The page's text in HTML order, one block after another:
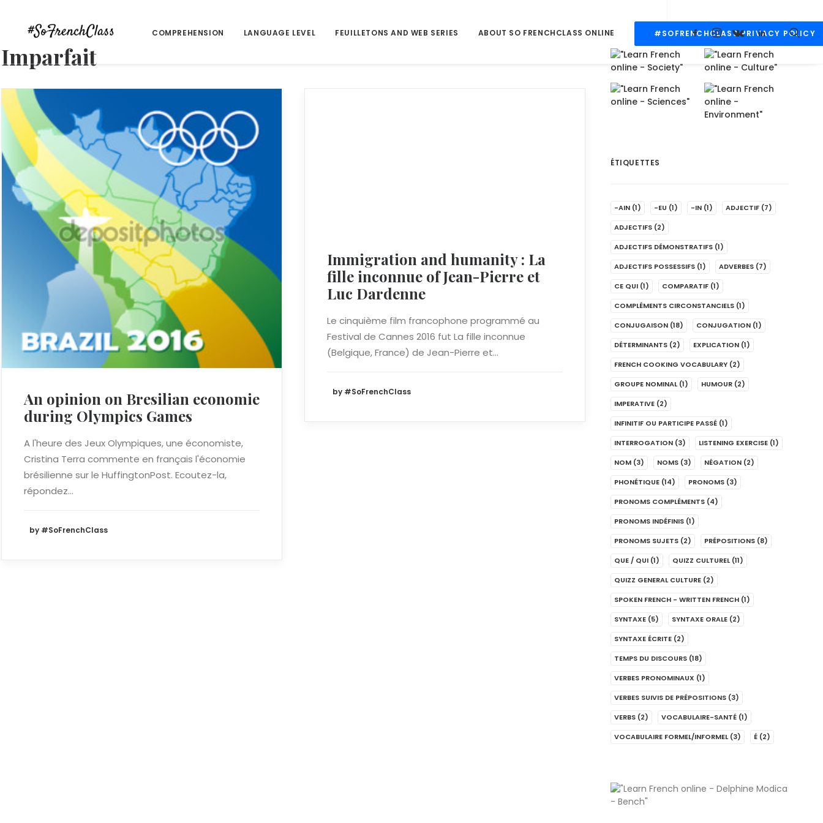
COMPREHENSION LANGUAGE LEVEL FEUILLETONS AND WEB SERIES ABOUT SO FRENCHCLASS ONLINE #SOFRENCHCLASS PRIVACY POLICY
Imparfait
An opinion on Bresilian economie
during Olympics Games
A l'heure des Jeux Olympiques, une économiste,
Cristina Terra commente en français l'économie
brésilienne sur le HuffingtonPost. Ecoutez-la,
répondez…
by #SoFrenchClass
Immigration and humanity : La
fille inconnue of Jean-Pierre et
Luc Dardenne
Le cinquième film francophone programmé au
Festival de Cannes 2016 fut La fille inconnue
(Belgique, France) de Jean-Pierre et…
by #SoFrenchClass
ÉTIQUETTES
-AIN (1) -EU (1) -IN (1) ADJECTIF (7)
ADJECTIFS (2)
ADJECTIFS DÉMONSTRATIFS (1)
ADJECTIFS POSSESSIFS (1) ADVERBES (7)
CE QUI (1) COMPARATIF (1)
COMPLÉMENTS CIRCONSTANCIELS (1)
CONJUGAISON (18) CONJUGATION (1)
DÉTERMINANTS (2) EXPLICATION (1)
FRENCH COOKING VOCABULARY (2)
GROUPE NOMINAL (1) HUMOUR (2)
IMPERATIVE (2)
INFINITIF OU PARTICIPE PASSÉ (1)
INTERROGATION (3) LISTENING EXERCISE (1)
NOM (3) NOMS (3) NÉGATION (2)
PHONÉTIQUE (14) PRONOMS (3)
PRONOMS COMPLÉMENTS (4)
PRONOMS INDÉFINIS (1)
PRONOMS SUJETS (2) PRÉPOSITIONS (8)
QUE / QUI (1) QUIZZ CULTUREL (11)
QUIZZ GENERAL CULTURE (2)
SPOKEN FRENCH - WRITTEN FRENCH (1)
SYNTAXE (5) SYNTAXE ORALE (2)
SYNTAXE ÉCRITE (2)
TEMPS DU DISCOURS (18)
VERBES PRONOMINAUX (1)
VERBES SUIVIS DE PRÉPOSITIONS (3)
VERBS (2) VOCABULAIRE-SANTÉ (1)
VOCABULAIRE FORMEL/INFORMEL (3) É (2)